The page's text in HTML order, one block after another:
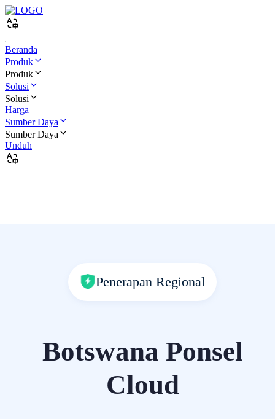
Beranda
Produk
Produk
Solusi
Solusi
Harga
Sumber Daya
Sumber Daya
Unduh
Penerapan Regional
Botswana Ponsel
Cloud